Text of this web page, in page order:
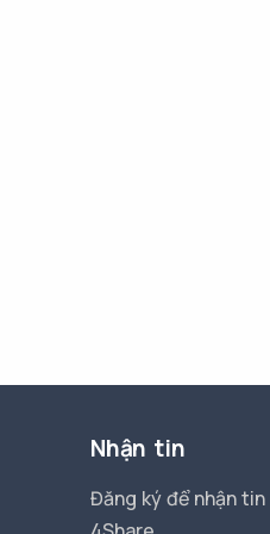
Nhận tin
Đăng ký để nhận